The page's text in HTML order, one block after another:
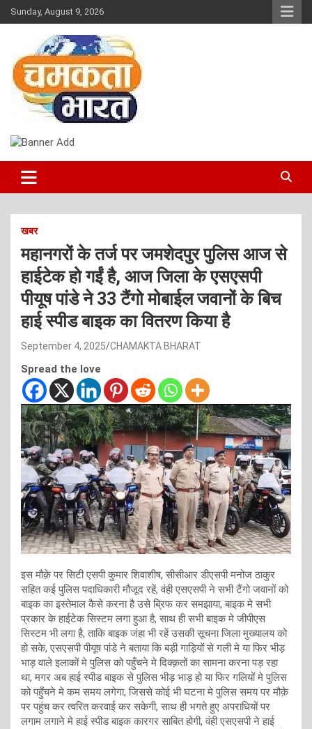
Skip
to
Sunday, August 9, 2026
CHAMAKTA BHARAT
खबर
महानगरों के तर्ज पर जमशेदपुर पुलिस आज से
हाईटेक हो गईं है, आज जिला के एसएसपी
पीयूष पांडे ने 33 टैंगो मोबाईल जवानों के बिच
हाई स्पीड बाइक का वितरण किया है
September 4, 2025 CHAMAKTA BHARAT
Spread the love
इस मौक़े पर सिटी एसपी कुमार शिवाशीष, सीसीआर डीएसपी मनोज ठाकुर
सहित कई पुलिस पदाधिकारी मौजूद रहें, वंही एसएसपी ने सभी टैंगो जवानों को
बाइक का इस्तेमाल कैसे करना है उसे ब्रिफ कर समझाया, बाइक मे सभी
प्रकार के हाईटेक सिस्टम लगा हुआ है, साथ ही सभी बाइक मे जीपीएस
सिस्टम भी लगा है, ताकि बाइक जंहा भी रहें उसकी सूचना जिला मुख्यालय को
हो सके, एसएसपी पीयूष पांडे ने बताया कि बड़ी गाड़ियों से गली मे या फिर भीड़
भाड़ वाले इलाकों मे पुलिस को पहुँचने मे दिक्क़तों का सामना करना पड़ रहा
था, मगर अब हाई स्पीड बाइक से पुलिस भीड़ भाड़ हो या फिर गलियों मे पुलिस
को पहुँचने मे कम समय लगेगा, जिससे कोई भी घटना मे पुलिस समय पर मौक़े
पर पहुंच कर त्वरित करवाई कर सकेगी, साथ ही भगते हुए अपराधियों पर
लगाम लगाने मे हाई स्पीड बाइक कारगर साबित होगी, वंही एसएसपी ने हाई